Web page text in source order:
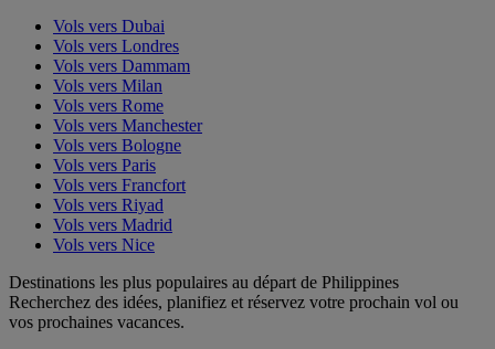
Vols vers Dubai
Vols vers Londres
Vols vers Dammam
Vols vers Milan
Vols vers Rome
Vols vers Manchester
Vols vers Bologne
Vols vers Paris
Vols vers Francfort
Vols vers Riyad
Vols vers Madrid
Vols vers Nice
Destinations les plus populaires au départ de Philippines
Recherchez des idées, planifiez et réservez votre prochain vol ou
vos prochaines vacances.